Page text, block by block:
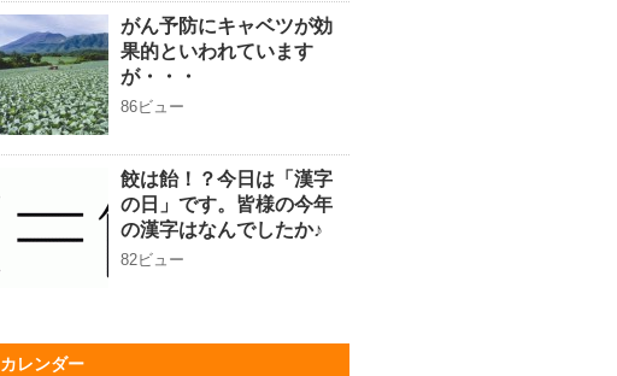
がん予防にキャベツが効
果的といわれています
が・・・
86ビュー
餃は飴！？今日は「漢字
の日」です。皆様の今年
の漢字はなんでしたか♪
82ビュー
カレンダー